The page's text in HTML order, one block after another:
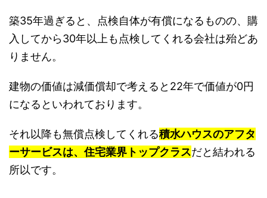
築35年過ぎると、点検自体が有償になるものの、購
入してから30年以上も点検してくれる会社は殆どあ
りません。
建物の価値は減価償却で考えると22年で価値が0円
になるといわれております。
それ以降も無償点検してくれる積水ハウスのアフタ
ーサービスは、住宅業界トップクラスだと結われる
所以です。